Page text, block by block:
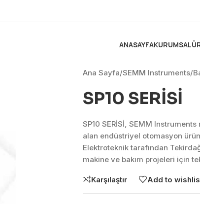
ANASAYFAKURUMSAL
Ana Sayfa/SEMM Instruments/
SP10 SERİSİ
SP10 SERİSİ, SEMM
alan endüstriyel otomasyon
Elektroteknik tarafından
makine ve bakım projeleri için
Karşılaştır Add to